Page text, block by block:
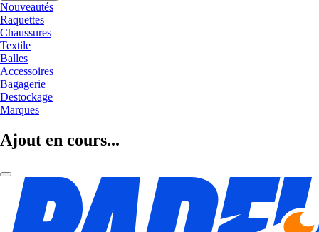
Nouveautés
Raquettes
Chaussures
Textile
Balles
Accessoires
Bagagerie
Destockage
Marques
Ajout en cours...